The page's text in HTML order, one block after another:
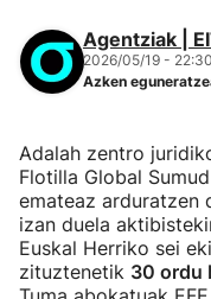
Agentziak |
2026/05/19 - 22:30
Azken
Adalah zentro
Flotilla Global
emateaz arduratzen
izan duela
Euskal Herriko sei
zituztenetik 30 ordu